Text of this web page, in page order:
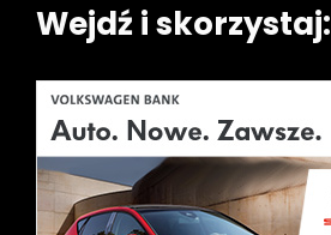
Wejdź i skorzystaj: